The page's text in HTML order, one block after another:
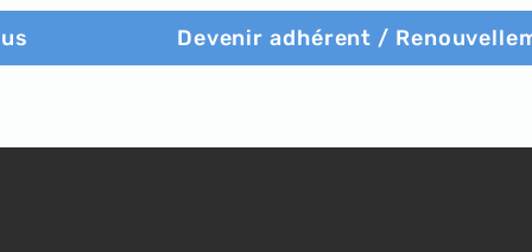
Devenir adhérent /